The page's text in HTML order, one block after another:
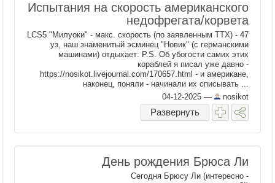
Испытания на скорость американского
недофрегата/корвета
LCS5 "Милуоки" - макс. скорость (по заявленным ТТХ) - 47
уз, наш знаменитый эсминец "Новик" (с германскими
машинами) отдыхает: P.S. Об убогости самих этих
кораблей я писал уже давно -
https://nosikot.livejournal.com/170657.html - и американе,
наконец, поняли - начинали их списывать ...
04-12-2025 — nosikot
Развернуть
День рождения Брюса Ли
Сегодня Брюсу Ли (интересно -